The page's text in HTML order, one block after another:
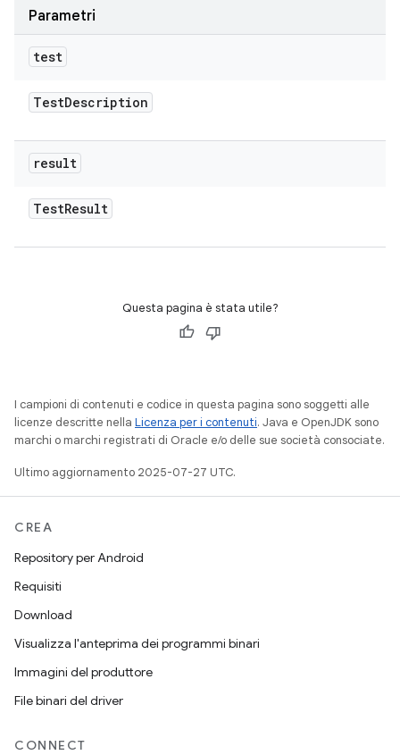
Parametri
test
TestDescription
result
TestResult
Questa pagina è stata utile?
I campioni di contenuti e codice in questa pagina sono soggetti alle
licenze descritte nella Licenza per i contenuti. Java e OpenJDK sono
marchi o marchi registrati di Oracle e/o delle sue società consociate.
Ultimo aggiornamento 2025-07-27 UTC.
CREA
Repository per Android
Requisiti
Download
Visualizza l'anteprima dei programmi binari
Immagini del produttore
File binari del driver
CONNECT